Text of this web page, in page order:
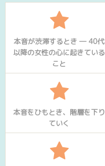
本音が渋滞するとき ― 40代
以降の女性の心に起きている
こと
本音をひもとき、階層を下り
ていく